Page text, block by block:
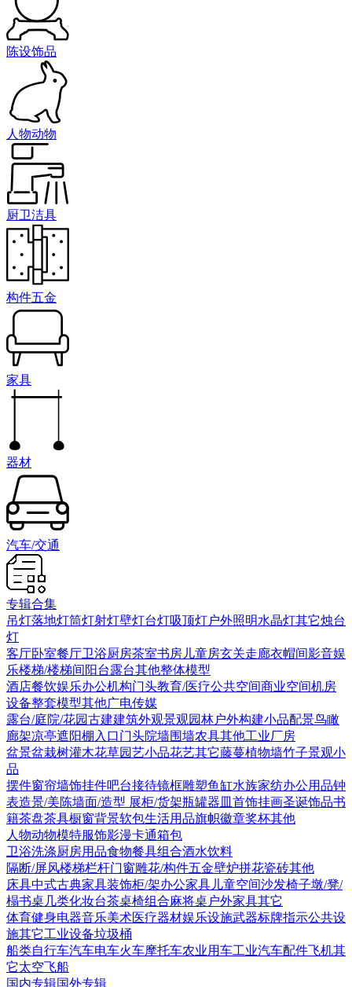
陈设饰品
人物动物
厨卫洁具
构件五金
家具
器材
汽车/交通
专辑合集
吊灯落地灯筒灯射灯壁灯台灯吸顶灯户外照明水晶灯其它烛台
灯
客厅卧室餐厅卫浴厨房茶室书房 儿童房玄关走廊衣帽间影音娱
乐楼梯/楼梯间 阳台露台其他整体模型
酒店餐饮娱乐办公机构门头教育/医疗公共空间商业空间机房
设备整套模型其他广电传媒
露台/庭院/花园古建建筑外观景观园林户外构建小品配景鸟瞰
廊架凉亭遮阳棚 入口门头院墙围墙农具其他工业厂房
盆景盆栽树灌木花草园艺小品花艺其它藤蔓植物墙竹子景观小
品
摆件窗帘墙饰挂件吧台接待镜框雕塑鱼缸水族家纺办公用品钟
表造景/美陈墙面/造型 展柜/货架瓶罐器皿 首饰挂画圣诞饰品书
籍茶盘茶具橱窗背景软包生活用品旗帜徽章奖杯其他
人物动物模特服饰影漫卡通箱包
卫浴洗涤厨房用品食物餐具组合酒水饮料
隔断/屏风楼梯栏杆门窗雕花/构件五金壁炉拼花瓷砖其他
床具中式古典家具装饰柜/架办公家具 儿童空间沙发椅子墩/凳/
榻书桌 几类化妆台茶桌椅组合麻将桌 户外家具其它
体育健身电器音乐美术医疗器材娱乐设施武器标牌指示公共设
施其它工业设备垃圾桶
船类自行车汽车电车火车摩托车农业用车工业汽车配件飞机其
它太空飞船
国内专辑国外专辑